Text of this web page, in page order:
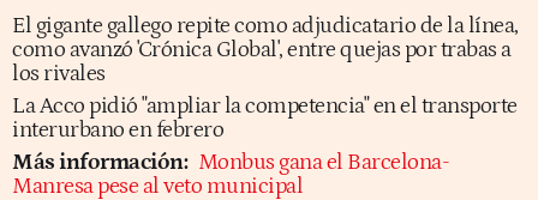
El gigante gallego repite como adjudicatario de la línea,
como avanzó 'Crónica Global', entre quejas por trabas a
los rivales
La Acco pidió "ampliar la competencia" en el transporte
interurbano en febrero
Más información: Monbus gana el Barcelona-
Manresa pese al veto municipal